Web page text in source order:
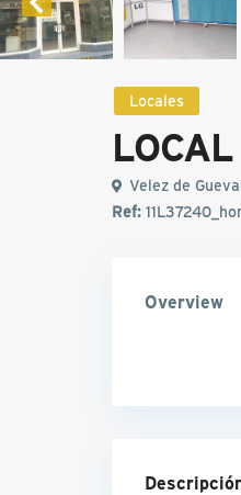
Locales
Velez de
Ref:
Overview